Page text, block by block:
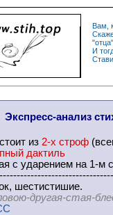
Вам,
"отца",
И
Экспресс-анализ
из 2-х строф
дактиль
с ударением на 1-м
шестистишие.
другая-стая-